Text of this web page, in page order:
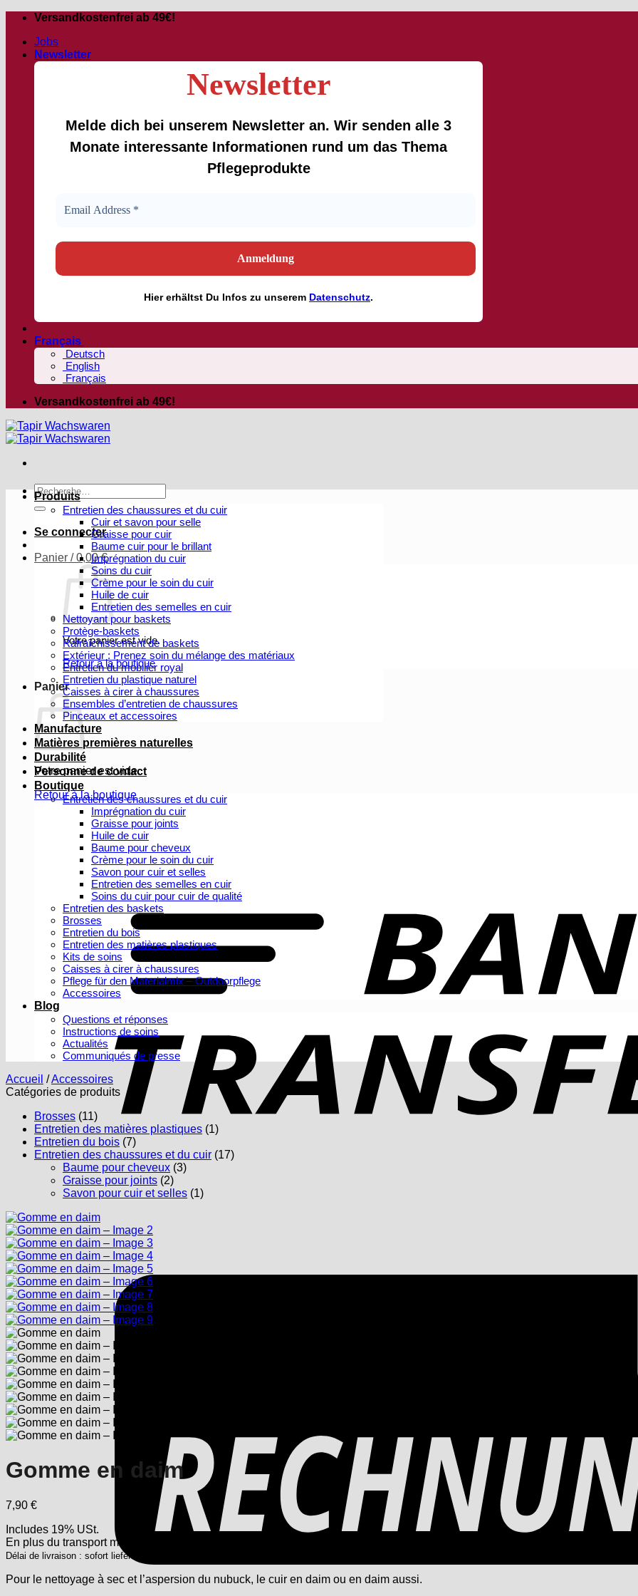
Passer
contenu
Versandkostenfrei ab 49€!
Jobs
Newsletter
Newsletter
Melde dich bei unserem Newsletter an. Wir senden alle 3
Monate interessante Informationen rund um das Thema
Pflegeprodukte
Hiererhältst Du Infos zu unserem Datenschutz.
Français
Deutsch
English
Français
Versandkostenfrei ab 49€!
Recherche
pour :
Se connecter
Panier /0,00€
Votre panier est vide.
Retour à la boutique
Panier
Votre panier est vide.
Retour à la boutique
Produits
Entretien des chaussures et du cuir
Cuir et savon pour selle
Graisse pour cuir
Baume cuir pour le brillant
Imprégnation du cuir
Soins du cuir
Crème pour le soin du cuir
Huile de cuir
Entretien des semelles en cuir
Nettoyant pour baskets
Protège-baskets
Rafraîchissement de baskets
Extérieur : Prenez soin du mélange des matériaux
Entretien du mobilier royal
Entretien du plastique naturel
Caisses à cirer à chaussures
Ensembles d’entretien de chaussures
Pinceaux et accessoires
Manufacture
Matières premières naturelles
Durabilité
Personne de contact
Boutique
Entretien des chaussures et du cuir
Imprégnation du cuir
Graisse pour joints
Huile de cuir
Baume pour cheveux
Crème pour le soin du cuir
Savon pour cuir et selles
Entretien des semelles en cuir
Soins du cuir pour cuir de qualité
Entretien des baskets
Brosses
Entretien du bois
Entretien des matières plastiques
Kits de soins
Caisses à cirer à chaussures
Pflege für den Materialmix – Outdoorpflege
Accessoires
Blog
Questions et réponses
Instructions de soins
Actualités
Communiqués de presse
Accueil /Accessoires
Catégories de produits
Brosses (11)
Entretien des matières plastiques (1)
Entretien du bois (7)
Entretien des chaussures et du cuir (17)
Baume pour cheveux (3)
Graisse pour joints (2)
Savon pour cuir et selles (1)
Gomme en daim
7,90 €
Includes 19% USt.
En plus du transportmaritime
Délai de livraison : sofort lieferbar
Pour le nettoyage à sec et l’aspersion du nubuck, le cuir en daim ou en daim aussi.